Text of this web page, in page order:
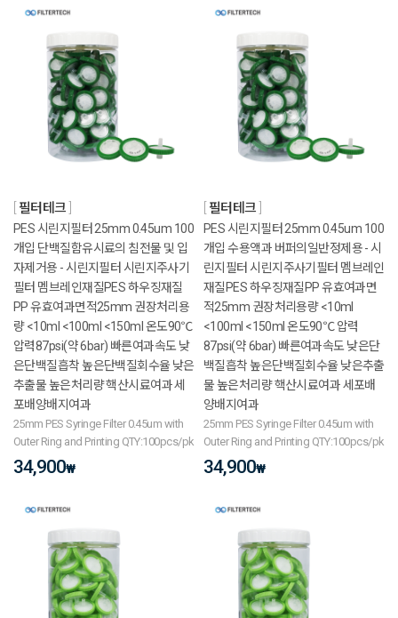
필터테크
PES 시린지필터 25mm 0.45um 100
개입 단백질함유시료의 침전물 및 입
자제거용 - 시린지필터 시린지주사기
필터 멤브레인재질PES 하우징재질
PP 유효여과면적25mm 권장처리용
량 <10ml <100ml <150ml 온도90℃
압력87psi(약 6bar) 빠른여과속도 낮
은단백질흡착 높은단백질회수율 낮은
추출물 높은처리량 핵산시료여과 세
포배양배지여과
25mm PES Syringe Filter 0.45um with
Outer Ring and Printing QTY:100pcs/pk
34,900₩
필터테크
PES 시린지필터 25mm 0.45um 100
개입 수용액과 버퍼의일반정제용 - 시
린지필터 시린지주사기필터 멤브레인
재질PES 하우징재질PP 유효여과면
적25mm 권장처리용량 <10ml
<100ml <150ml 온도90℃ 압력
87psi(약 6bar) 빠른여과속도 낮은단
백질흡착 높은단백질회수율 낮은추출
물 높은처리량 핵산시료여과 세포배
양배지여과
25mm PES Syringe Filter 0.45um with
Outer Ring and Printing QTY:100pcs/pk
34,900₩